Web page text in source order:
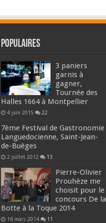
Populaires
3 paniers
garnis à
gagner,
Tournée des
Halles 1664 à Montpellier
4 juin 2015 22
7ème Festival de Gastronomie
Languedocienne, Saint-Jean-
de-Buèges
2 juillet 2012 13
Pierre-Olivier
Prouhèze me
choisit pour le
concours De la
Botte à la Toque 2014
16 mars 2014 11